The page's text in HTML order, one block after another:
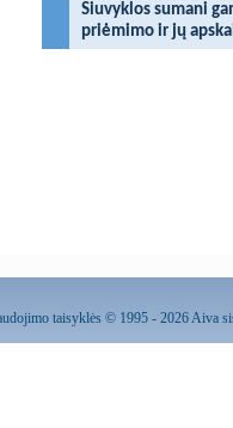
Siuvyklos sumani
priėmimo ir jų
taisyklės© 1995 - 2026 Aiva